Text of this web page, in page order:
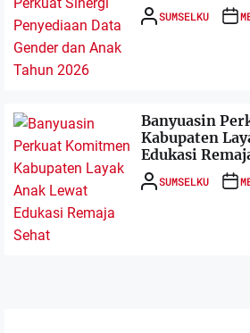
SUMSELKU
Banyuasin
Kabupaten
Edukasi
SUMSELKU